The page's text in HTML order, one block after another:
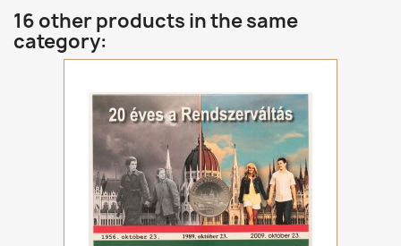
16 other products in the same
category: